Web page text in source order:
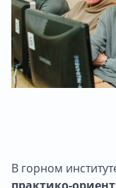
В горном